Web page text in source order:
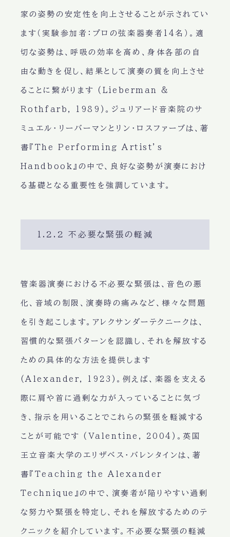
家の姿勢の安定性を向上させることが示されてい
ます（実験参加者：プロの弦楽器奏者14名）。適
切な姿勢は、呼吸の効率を高め、身体各部の自
由な動きを促し、結果として演奏の質を向上させ
ることに繋がります (Lieberman &
Rothfarb, 1989)。ジュリアード音楽院のサ
ミュエル・リーバーマンとリン・ロスファーブは、著
書『The Performing Artist’s
Handbook』の中で、良好な姿勢が演奏におけ
る基礎となる重要性を強調しています。
1.2.2 不必要な緊張の軽減
管楽器演奏における不必要な緊張は、音色の悪
化、音域の制限、演奏時の痛みなど、様々な問題
を引き起こします。アレクサンダーテクニークは、
習慣的な緊張パターンを認識し、それを解放する
ための具体的な方法を提供します
(Alexander, 1923)。例えば、楽器を支える
際に肩や首に過剰な力が入っていることに気づ
き、指示を用いることでこれらの緊張を軽減する
ことが可能です (Valentine, 2004)。英国
王立音楽大学のエリザベス・バレンタインは、著
書『Teaching the Alexander
Technique』の中で、演奏者が陥りやすい過剰
な努力や緊張を特定し、それを解放するためのテ
クニックを紹介しています。不必要な緊張の軽減